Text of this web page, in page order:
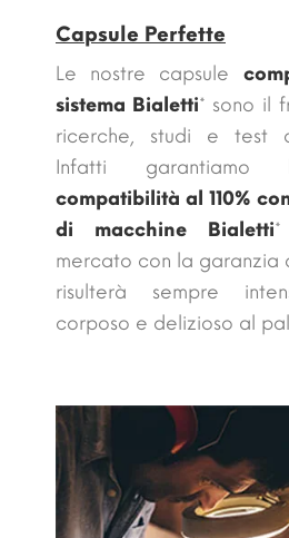
Capsule Perfette
Le nostre capsule
sistema Bialetti* sono il
ricerche, studi e test
Infatti
compatibilità al 110%
di macchine Bialetti*
mercato con la garanzia
risulterà sempre
corposo e delizioso al